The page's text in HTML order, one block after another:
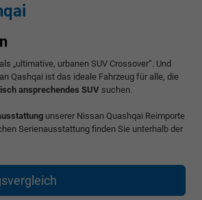
„ultimative, urbanen SUV Crossover“. Und
Qashqai ist das ideale Fahrzeug für alle, die
ansprechendes SUV suchen.
unserer Nissan Quashqai Reimporte
Serienausstattung finden Sie unterhalb der